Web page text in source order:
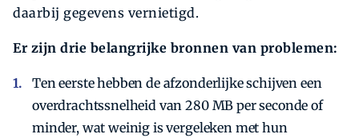
daarbij gegevens vernietigd.
Er zijn drie belangrijke bronnen van problemen:
Ten eerste hebben de afzonderlijke schijven een
overdrachtssnelheid van 280 MB per seconde of
minder, wat weinig is vergeleken met hun